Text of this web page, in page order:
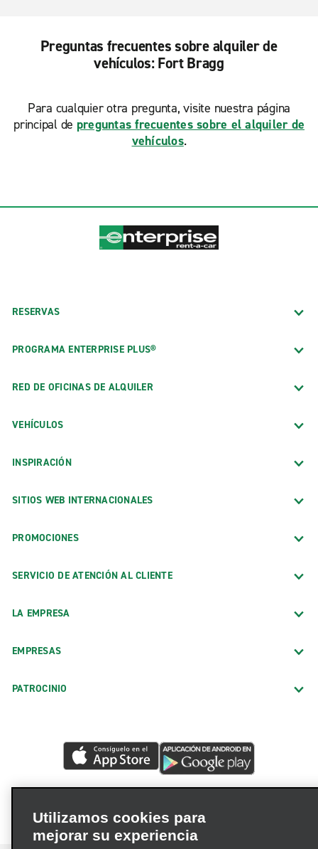
Preguntas frecuentes sobre alquiler de
vehículos: Fort Bragg
Para cualquier otra pregunta, visite nuestra página
principal de preguntas frecuentes sobre el alquiler de
vehículos.
RESERVAS
PROGRAMA ENTERPRISE PLUS®
RED DE OFICINAS DE ALQUILER
VEHÍCULOS
INSPIRACIÓN
SITIOS WEB INTERNACIONALES
PROMOCIONES
SERVICIO DE ATENCIÓN AL CLIENTE
LA EMPRESA
EMPRESAS
PATROCINIO
Utilizamos cookies para
mejorar su experiencia